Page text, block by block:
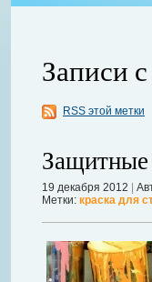
Когда в вашем
настроение и
течение пары
в первые часы
Записи
RSS этой метки
Защитные
19 декабря 2012
Метки: краска для